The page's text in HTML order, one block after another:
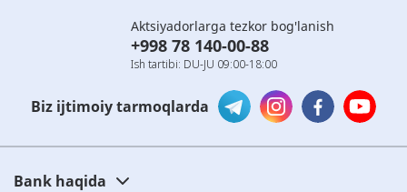
Aktsiyadorlarga tezkor bog'lanish
+998 78 140-00-88
Ish tartibi: DU-JU 09:00-18:00
Biz ijtimoiy tarmoqlarda
Bank haqida